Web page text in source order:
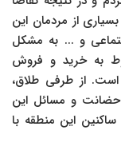
از مردمان این
و ... به مشکل
به خرید و فروش
از طرفی طلاق،
حضانت و مسائل این
این منطقه با